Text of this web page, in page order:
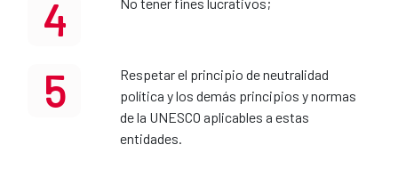
4
5
Respetar el principio de neutralidad
política y los demás principios y normas
de la UNESCO aplicables a estas
entidades.